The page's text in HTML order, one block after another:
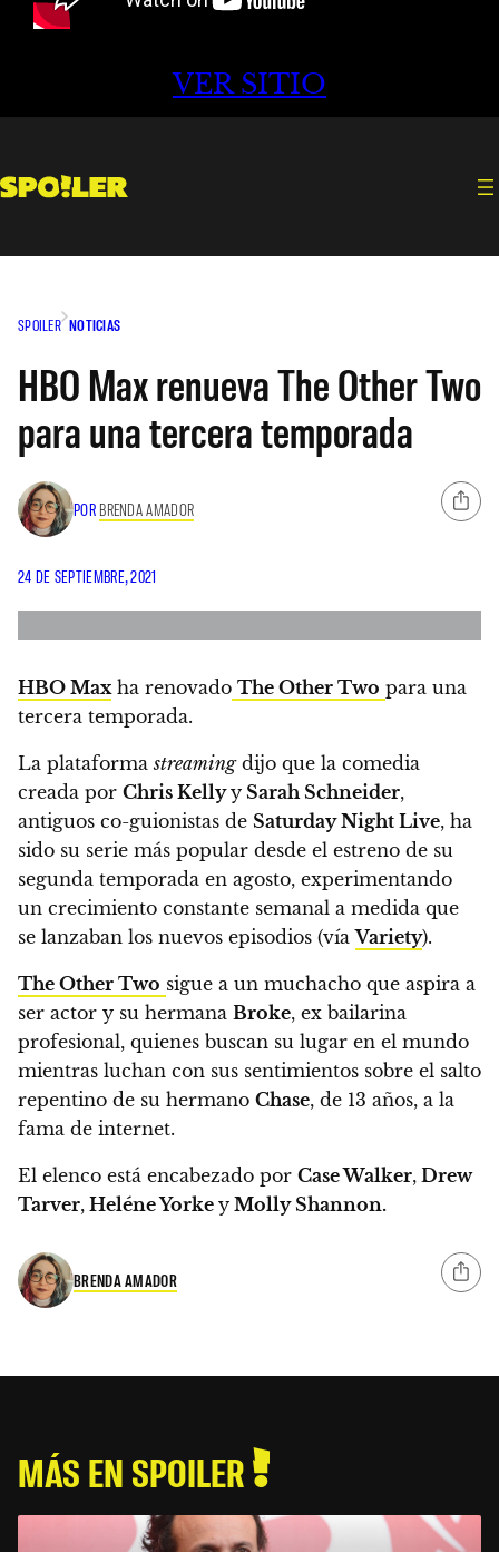
VER SITIO
SPOILER NOTICIAS
HBO Max renueva The Other Two
para una tercera temporada
POR BRENDA AMADOR
24 DE SEPTIEMBRE, 2021
HBO Max ha renovado The Other Two para una
tercera temporada.
La plataformastreamingdijo que la comedia
creada por Chris Kellyy Sarah Schneider,
antiguos co-guionistas de Saturday Night Live, ha
sido su serie más popular desde el estreno de su
segunda temporada en agosto, experimentando
un crecimiento constante semanal a medida que
se lanzaban los nuevos episodios (víaVariety).
The Other Two sigue a un muchacho que aspira a
ser actor y su hermana Broke, ex bailarina
profesional, quienes buscan su lugar en el mundo
mientras luchan con sus sentimientos sobre el salto
repentino de su hermano Chase, de 13 años, a la
fama de internet.
El elenco está encabezado por Case Walker, Drew
Tarver, Heléne Yorke y Molly Shannon.
BRENDA AMADOR
MÁS EN SPOILER